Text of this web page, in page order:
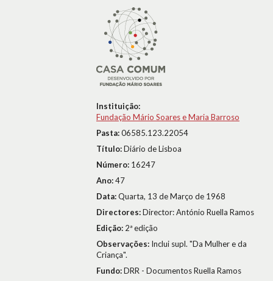
Instituição:
Fundação Mário Soares e Maria Barroso
Pasta:06585.123.22054
Título:Diário de Lisboa
Número: 16247
Ano:47
Data:Quarta, 13 de Março de 1968
Directores:Director: António Ruella Ramos
Edição: 2ª edição
Observações: Inclui supl. "Da Mulher e da
Criança".
Fundo:DRR - Documentos Ruella Ramos